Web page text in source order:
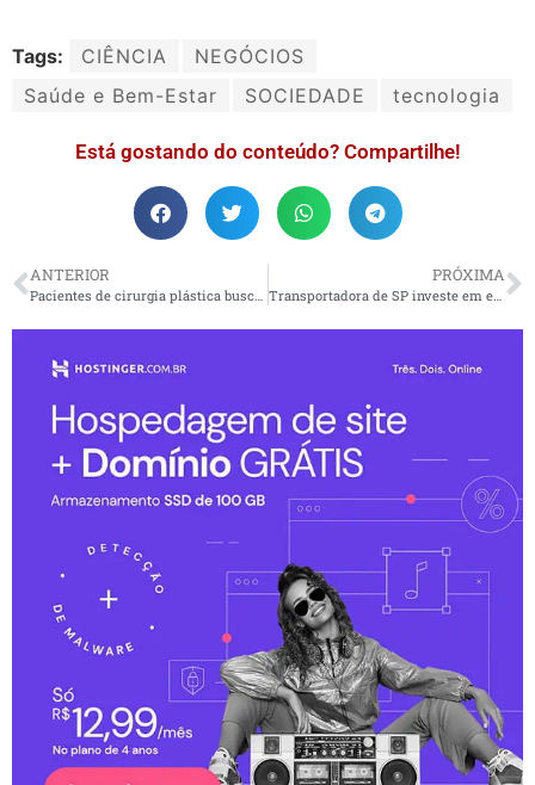
Tags: CIÊNCIA
NEGÓCIOS
Saúde e Bem-Estar
SOCIEDADE tecnologia
Está gostando do conteúdo? Compartilhe!
ANTERIOR
Pacientes de cirurgia plástica buscam informação na internet
PRÓXIMA
Transportadora de SP investe em envios rápidos desde 2020